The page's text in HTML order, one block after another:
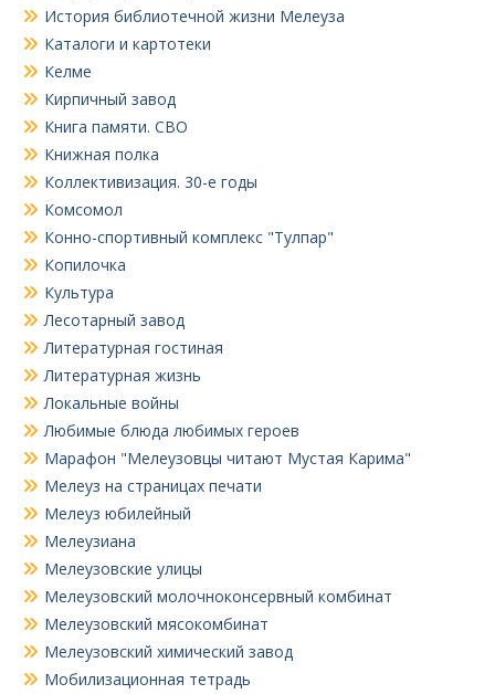
История библиотечной жизни Мелеуза
Каталоги и картотеки
Келме
Кирпичный завод
Книга памяти. СВО
Книжная полка
Коллективизация. 30-е годы
Комсомол
Конно-спортивный комплекс "Тулпар"
Копилочка
Культура
Лесотарный завод
Литературная гостиная
Литературная жизнь
Локальные войны
Любимые блюда любимых героев
Марафон "Мелеузовцы читают Мустая Карима"
Мелеуз на страницах печати
Мелеуз юбилейный
Мелеузиана
Мелеузовские улицы
Мелеузовский молочноконсервный комбинат
Мелеузовский мясокомбинат
Мелеузовский химический завод
Мобилизационная тетрадь